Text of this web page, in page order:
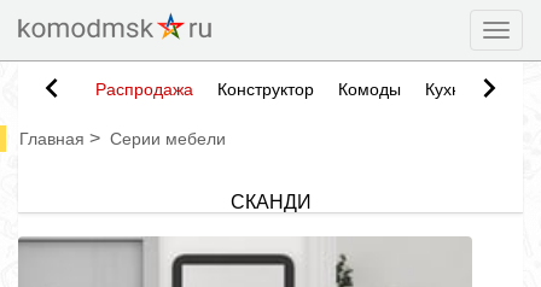
Распродажа Конструктор Комоды Кухни
Главная > Серии мебели
СКАНДИ